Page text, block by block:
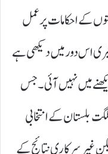
کے احکامات پر عمل
اس دور میں دیکھی ہے
میں نہیں آئی ۔ جس
بلستان کے انتخابی
غیر سرکاری نتائج کے